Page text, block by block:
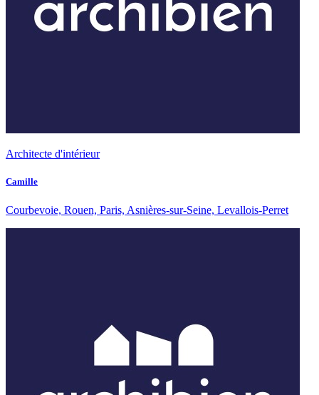
Architecte d'intérieur
Camille
Courbevoie, Rouen, Paris, Asnières-sur-Seine, Levallois-Perret